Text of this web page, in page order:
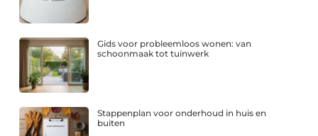
Gids voor probleemloos wonen: van
schoonmaak tot tuinwerk
Stappenplan voor onderhoud in huis en
buiten